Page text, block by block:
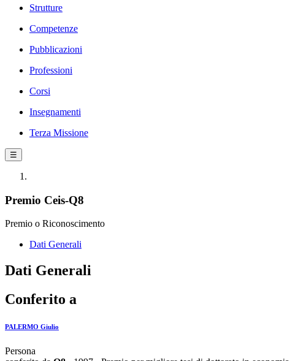
Strutture
Competenze
Pubblicazioni
Professioni
Corsi
Insegnamenti
Terza Missione
☰
Premio Ceis-Q8
Premio o Riconoscimento
Dati Generali
Dati Generali
Conferito a
PALERMO Giulio
Persona